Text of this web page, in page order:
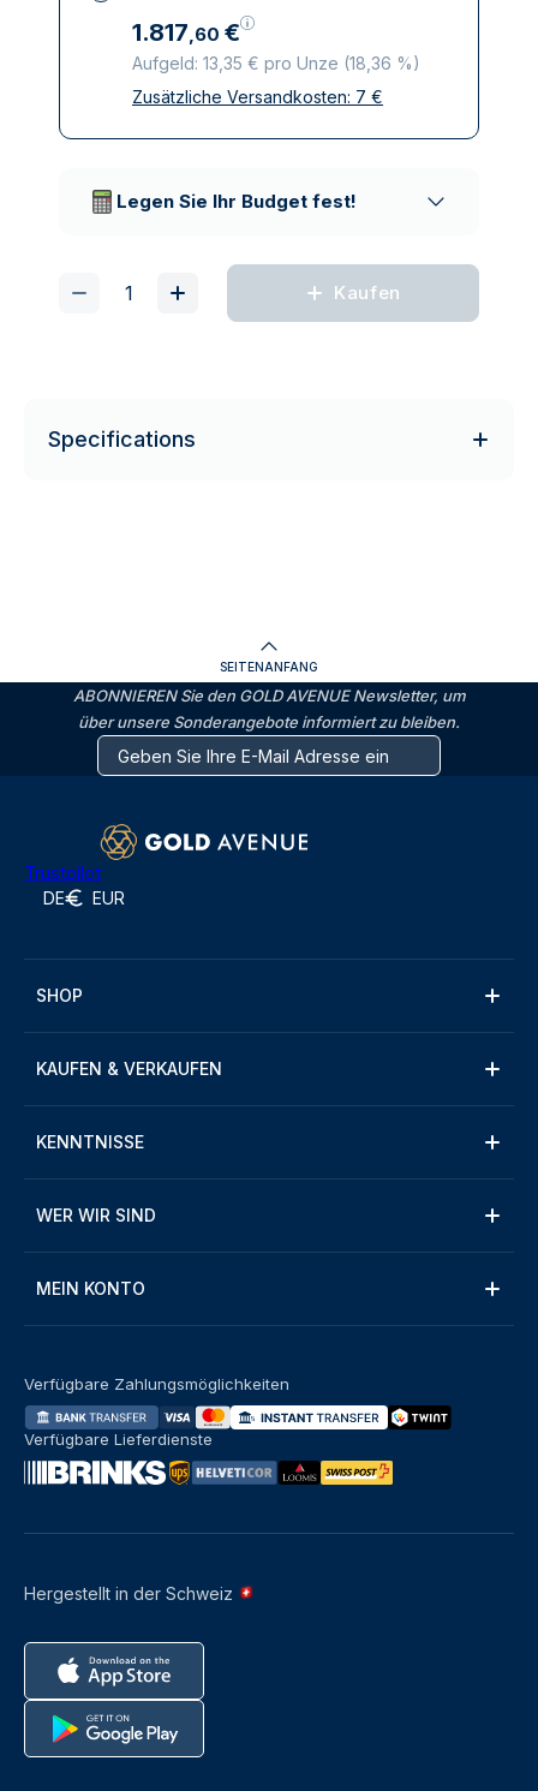
1.817,60 €
Aufgeld: 13,35 € pro Unze (18,36 %)
Alle Steuern inbegriffen
Zusätzliche Versandkosten: 7 €
Legen Sie Ihr Budget fest!
Kaufen
Specifications
SEITENANFANG
ABONNIEREN Sie den GOLD AVENUE Newsletter, um
über unsere Sonderangebote informiert zu bleiben.
Trustpilot
DE EUR
SHOP
KAUFEN & VERKAUFEN
KENNTNISSE
WER WIR SIND
MEIN KONTO
Hergestellt in der Schweiz
Verfügbare Zahlungsmöglichkeiten
Verfügbare Lieferdienste